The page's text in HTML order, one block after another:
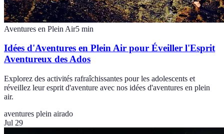
Aventures en Plein Air5 min
Idées d'Aventures en Plein Air pour Éveiller l'Esprit
Aventureux des Ados
Explorez des activités rafraîchissantes pour les adolescents et
réveillez leur esprit d'aventure avec nos idées d'aventures en plein
air.
aventures plein airado
Jul 29